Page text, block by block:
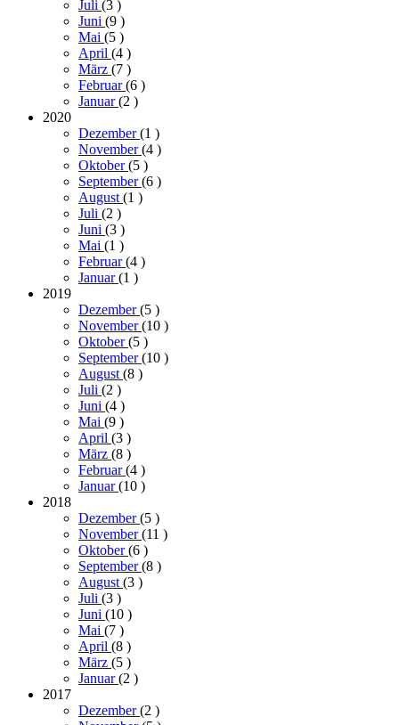
Juli (3 )
Juni (9 )
Mai (5 )
April (4 )
März (7 )
Februar(6 )
Januar(2 )
2020
Dezember(1 )
November(4 )
Oktober(5 )
September(6 )
August(1 )
Juli (2 )
Juni (3 )
Mai (1 )
Februar(4 )
Januar(1 )
2019
Dezember(5 )
November(10 )
Oktober(5 )
September(10 )
August(8 )
Juli (2 )
Juni (4 )
Mai (9 )
April (3 )
März (8 )
Februar(4 )
Januar(10 )
2018
Dezember(5 )
November(11 )
Oktober(6 )
September(8 )
August(3 )
Juli (3 )
Juni (10 )
Mai (7 )
April (8 )
März (5 )
Januar(2 )
2017
Dezember(2 )